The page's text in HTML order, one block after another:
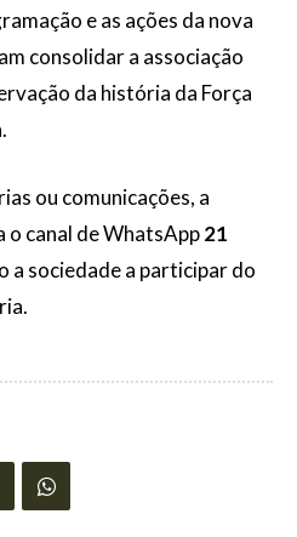
e as ações da nova
consolidar a associação
da história da Força
ou comunicações, a
o canal de WhatsApp21
a sociedade a participar do